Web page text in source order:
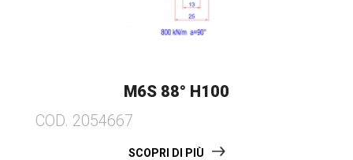
M6S 88° H100
COD. 2054667
SCOPRI DI PIÙ